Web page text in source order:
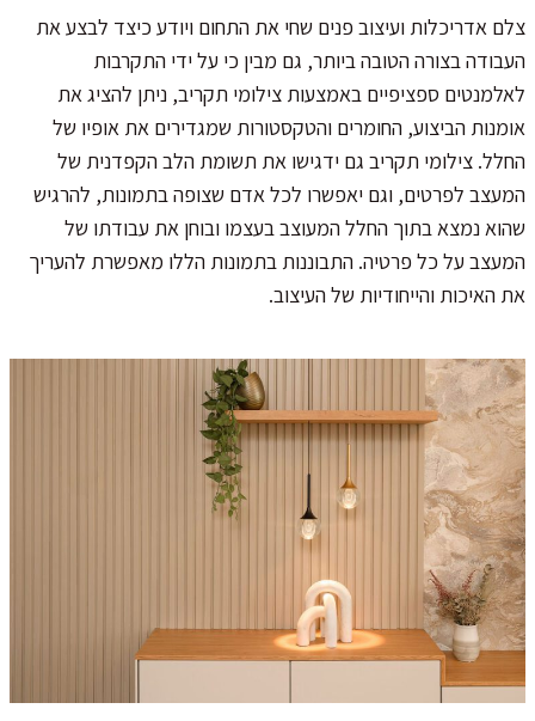
צלם אדריכלות ועיצוב פנים שחי את התחום ויודע כיצד לבצע את
העבודה בצורה הטובה ביותר, גם מבין כי על ידי התקרבות
לאלמנטים ספציפיים באמצעות צילומי תקריב, ניתן להציג את
אומנות הביצוע, החומרים והטקסטורות שמגדירים את אופיו של
החלל. צילומי תקריב גם ידגישו את תשומת הלב הקפדנית של
המעצב לפרטים, וגם יאפשרו לכל אדם שצופה בתמונות, להרגיש
שהוא נמצא בתוך החלל המעוצב בעצמו ובוחן את עבודתו של
המעצב על כל פרטיה. התבוננות בתמונות הללו מאפשרת להעריך
את האיכות והייחודיות של העיצוב.